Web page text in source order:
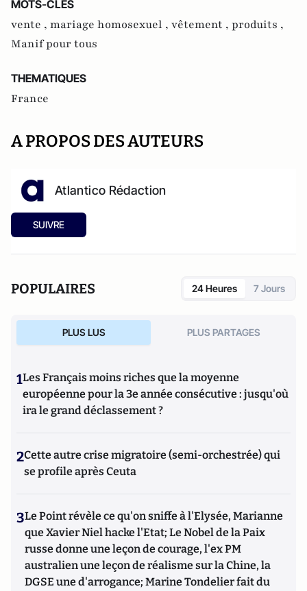
MOTS-CLES
vente , mariage homosexuel , vêtement , produits ,
Manif pour tous
THEMATIQUES
France
A PROPOS DES AUTEURS
Atlantico Rédaction
SUIVRE
POPULAIRES 24 Heures 7 Jours
PLUS LUS PLUS PARTAGES
1Les Français moins riches que la moyenne
européenne pour la 3e année consécutive : jusqu'où
ira le grand déclassement ?
2Cette autre crise migratoire (semi-orchestrée) qui
se profile après Ceuta
3Le Point révèle ce qu'on sniffe à l'Elysée, Marianne
que Xavier Niel hacke l'Etat; Le Nobel de la Paix
russe donne une leçon de courage, l'ex PM
australien une leçon de réalisme sur la Chine, la
DGSE une d'arrogance; Marine Tondelier fait du